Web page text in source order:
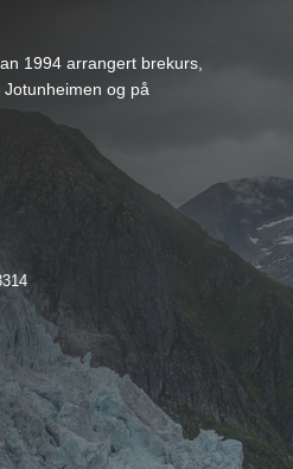
1994 arrangert brekurs,
og på